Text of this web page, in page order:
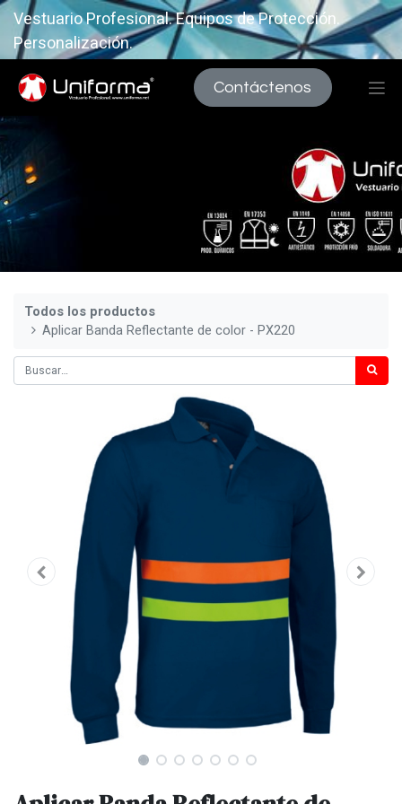
Vestuario Profesional. Equipos de Protección.
Personalización.
Contáctenos
Todos los productos
Aplicar Banda Reflectante de color - PX220